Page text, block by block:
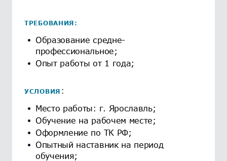
ТРЕБОВАНИЯ:
Образование средне-
профессиональное;
Опыт работы от 1 года;
УСЛОВИЯ :
Место работы: г. Ярославль;
Обучение на рабочем месте;
Оформление по ТК РФ;
Опытный наставник на период
обучения;